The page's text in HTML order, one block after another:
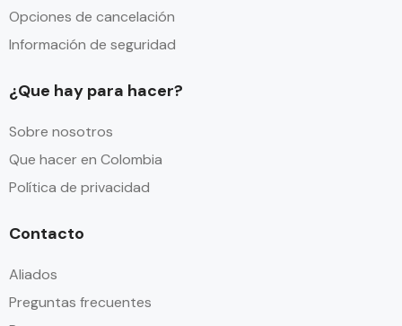
Opciones de cancelación
Información de seguridad
¿Que hay para hacer?
Sobre nosotros
Que hacer en Colombia
Política de privacidad
Contacto
Aliados
Preguntas frecuentes